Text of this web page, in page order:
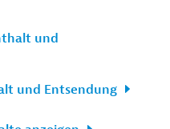
und
und Entsendung